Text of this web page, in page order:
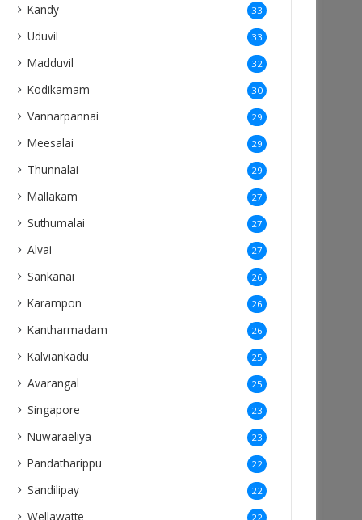
Kandy 33
Uduvil 33
Madduvil 32
Kodikamam 30
Vannarpannai 29
Meesalai 29
Thunnalai 29
Mallakam 27
Suthumalai 27
Alvai 27
Sankanai 26
Karampon 26
Kantharmadam 26
Kalviankadu 25
Avarangal 25
Singapore 23
Nuwaraeliya 23
Pandatharippu 22
Sandilipay 22
Wellawatte 22